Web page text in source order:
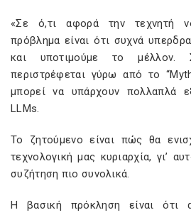
«Σε ό,τι αφορά την τεχνητή
πρόβλημα είναι ότι συχνά
και υποτιμούμε το μέλλον.
περιστρέφεται γύρω από το
μπορεί να υπάρχουν πολλαπλά
LLMs.
Το ζητούμενο είναι πώς θα
τεχνολογική μας κυριαρχία, γι’
συζήτηση πιο συνολικά.
Η βασική πρόκληση είναι ότι